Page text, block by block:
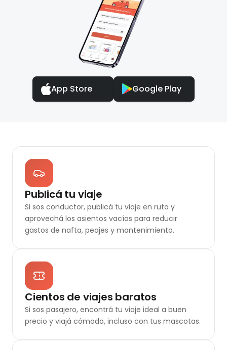
App Store Google Play
Publicá tu viaje
Si sos conductor, publicá tu viaje en ruta y
aprovechá los asientos vacíos para reducir
gastos de nafta, peajes y mantenimiento.
Cientos de viajes baratos
Si sos pasajero, encontrá tu viaje ideal a buen
precio y viajá cómodo, incluso con tus mascotas.